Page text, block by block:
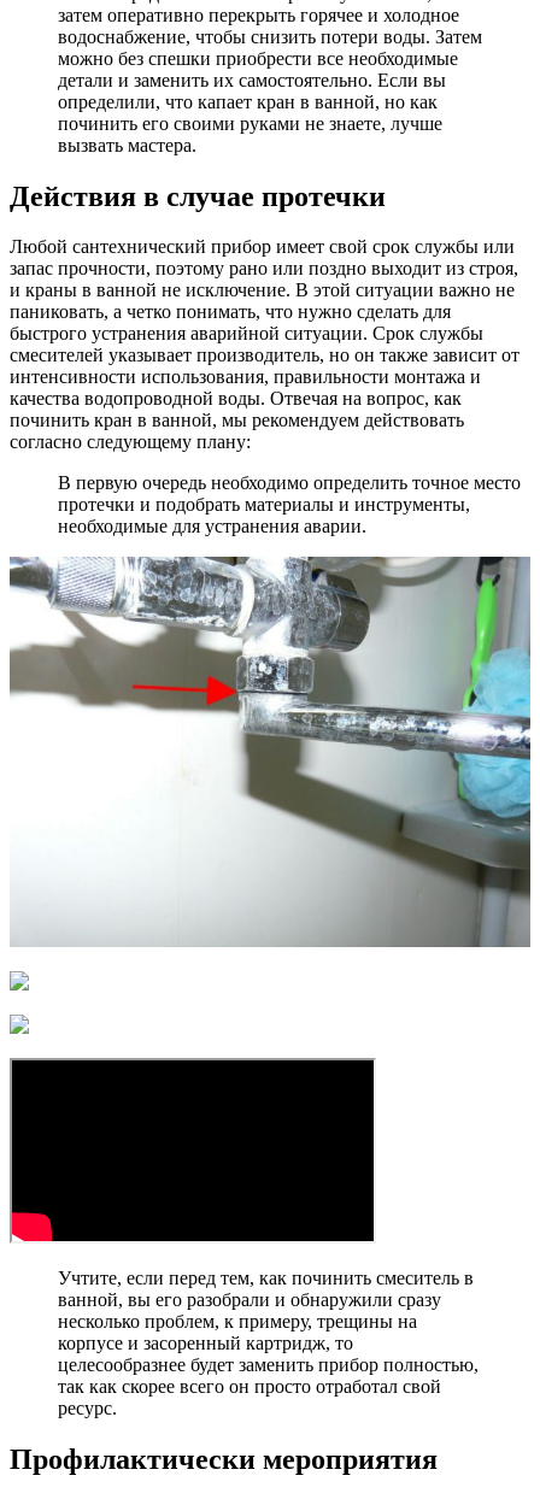
затем оперативно перекрыть горячее и холодное
водоснабжение, чтобы снизить потери воды. Затем
можно без спешки приобрести все необходимые
детали и заменить их самостоятельно. Если вы
определили, что капает кран в ванной, но как
починить его своими руками не знаете, лучше
вызвать мастера.
Действия в случае протечки
Любой сантехнический прибор имеет свой срок службы или
запас прочности, поэтому рано или поздно выходит из строя,
и краны в ванной не исключение. В этой ситуации важно не
паниковать, а четко понимать, что нужно сделать для
быстрого устранения аварийной ситуации. Срок службы
смесителей указывает производитель, но он также зависит от
интенсивности использования, правильности монтажа и
качества водопроводной воды. Отвечая на вопрос, как
починить кран в ванной, мы рекомендуем действовать
согласно следующему плану:
В первую очередь необходимо определить точное место
протечки и подобрать материалы и инструменты,
необходимые для устранения аварии.
Учтите, если перед тем, как починить смеситель в
ванной, вы его разобрали и обнаружили сразу
несколько проблем, к примеру, трещины на
корпусе и засоренный картридж, то
целесообразнее будет заменить прибор полностью,
так как скорее всего он просто отработал свой
ресурс.
Профилактически мероприятия